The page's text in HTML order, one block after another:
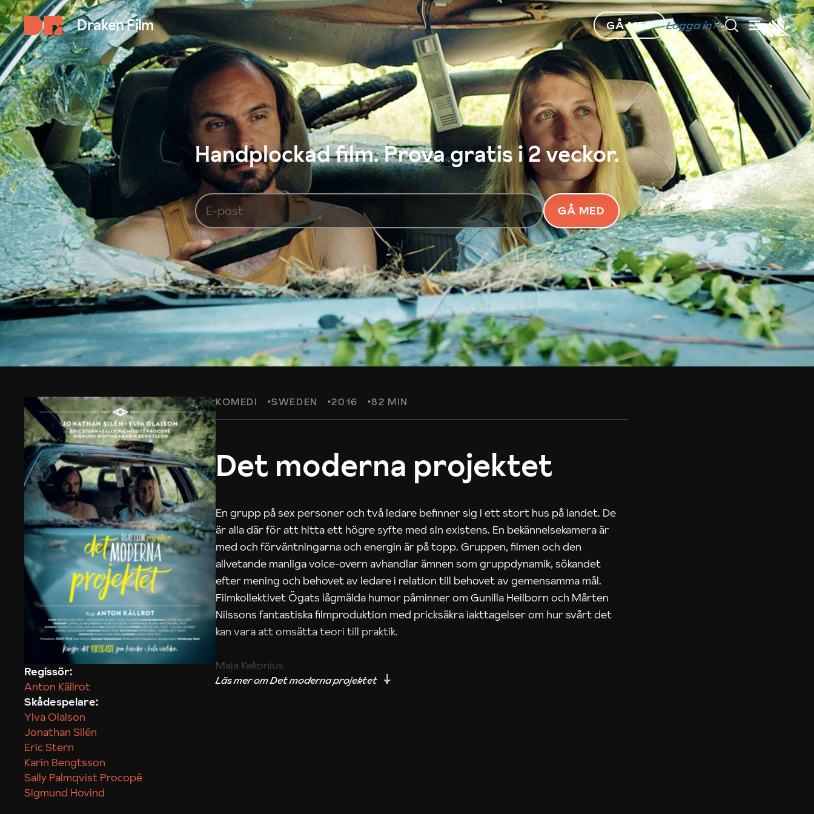
Draken Film GÅ MED Logga in
Handplockad film. Prova gratis i 2 veckor.
GÅ MED
KOMEDI SWEDEN 2016 82 MIN
Det moderna projektet
En grupp på sex personer och två ledare befinner sig i ett stort hus på landet. De
är alla där för att hitta ett högre syfte med sin existens. En bekännelsekamera är
med och förväntningarna och energin är på topp. Gruppen, filmen och den
allvetande manliga voice-overn avhandlar ämnen som gruppdynamik, sökandet
efter mening och behovet av ledare i relation till behovet av gemensamma mål.
Filmkollektivet Ögats lågmälda humor påminner om Gunilla Heilborn och Mårten
Nilssons fantastiska filmproduktion med pricksäkra iakttagelser om hur svårt det
kan vara att omsätta teori till praktik.
Maja Kekonius
Regissör:
Anton Källrot
Skådespelare:
Ylva Olaison
Jonathan Silén
Eric Stern
Karin Bengtsson
Sally Palmqvist Procopé
Sigmund Hovind